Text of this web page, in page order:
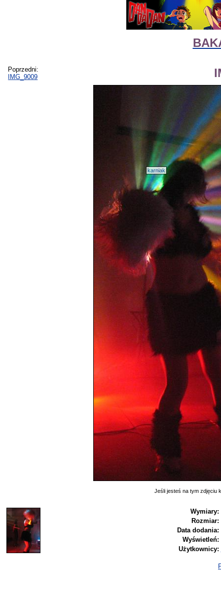
Poprzedni:
IMG_9009
karniak
Jeśli jesteś na tym zdjęciu
Wymiary:
Rozmiar:
Data dodania:
Wyświetleń:
Użytkownicy: